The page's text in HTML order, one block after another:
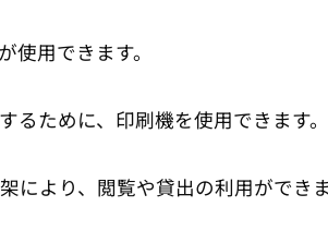
用できます。
ために、印刷機を使用できます。
より、閲覧や貸出の利用ができま